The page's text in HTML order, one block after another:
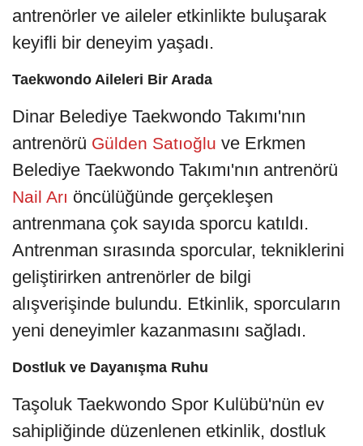
antrenörler ve aileler etkinlikte buluşarak
keyifli bir deneyim yaşadı.
Taekwondo Aileleri Bir Arada
Dinar Belediye Taekwondo Takımı'nın
antrenörü Gülden Satıoğlu ve Erkmen
Belediye Taekwondo Takımı'nın antrenörü
Nail Arı öncülüğünde gerçekleşen
antrenmana çok sayıda sporcu katıldı.
Antrenman sırasında sporcular, tekniklerini
geliştirirken antrenörler de bilgi
alışverişinde bulundu. Etkinlik, sporcuların
yeni deneyimler kazanmasını sağladı.
Dostluk ve Dayanışma Ruhu
Taşoluk Taekwondo Spor Kulübü'nün ev
sahipliğinde düzenlenen etkinlik, dostluk